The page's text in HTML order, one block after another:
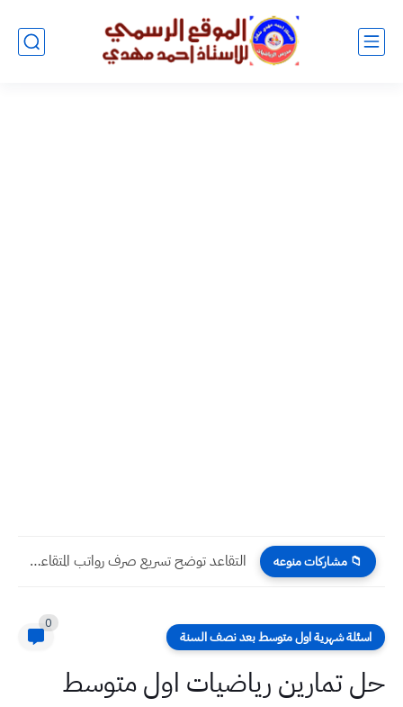
📁 مشاركات منوعه الامتحان الالكتروني التفاعلي محافظة بغداد , واسط , الانبار ,...
اسئلة شهرية اول متوسط بعد نصف السنة
0
حل تمارين رياضيات اول متوسط